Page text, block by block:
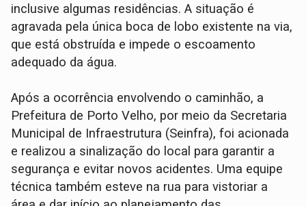
inclusive algumas residências. A situação é
agravada pela única boca de lobo existente na via,
que está obstruída e impede o escoamento
adequado da água.
Após a ocorrência envolvendo o caminhão, a
Prefeitura de Porto Velho, por meio da Secretaria
Municipal de Infraestrutura (Seinfra), foi acionada
e realizou a sinalização do local para garantir a
segurança e evitar novos acidentes. Uma equipe
técnica também esteve na rua para vistoriar a